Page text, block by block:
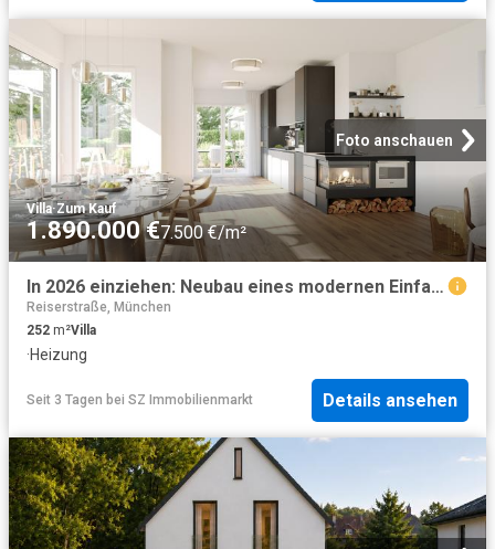
Foto anschauen
Villa·Zum Kauf
1.890.000 €7.500 €/m²
In 2026 einziehen: Neubau eines modernen Einfamilienhauses in ruhiger Umgebung!
Reiserstraße, München
252 m²Villa
·Heizung
Seit 3 Tagen bei SZ Immobilienmarkt Details ansehen